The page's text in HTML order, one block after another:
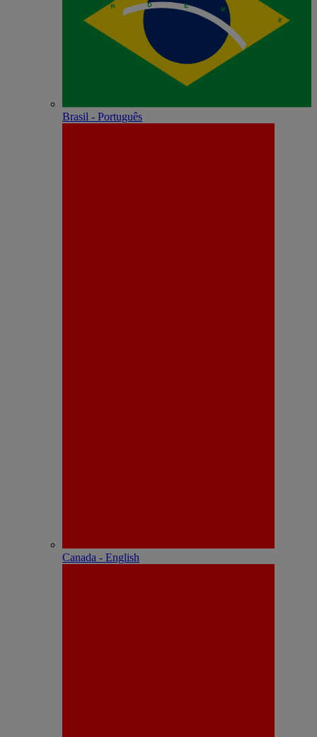
Brasil - Português
Canada - English